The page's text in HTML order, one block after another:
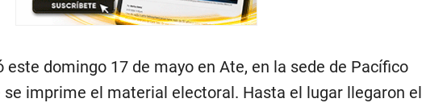
este domingo 17 de mayo en Ate, en la sede de Pacífico
se imprime el material electoral. Hasta el lugar llegaron el